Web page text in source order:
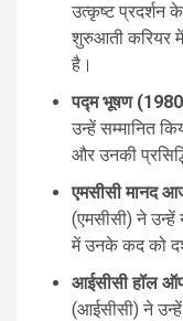
उत्कृष्ट प्रदर्शन
शुरुआती करियर में
है।
पद्म भूषण
उन्हें सम्मानित
और उनकी
एमसीसी मानद
(एमसीसी) ने उन्हें
में उनके कद को
आईसीसी हॉल
(आईसीसी) ने